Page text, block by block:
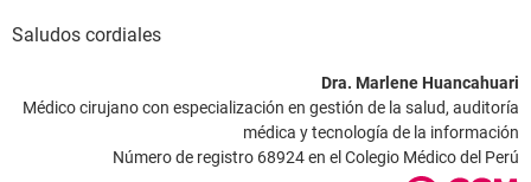
Saludos cordiales
Dra. Marlene Huancahuari
Médico cirujano con especialización en gestión de la salud, auditoría
médica y tecnología de la información
Número de registro 68924 en el Colegio Médico del Perú